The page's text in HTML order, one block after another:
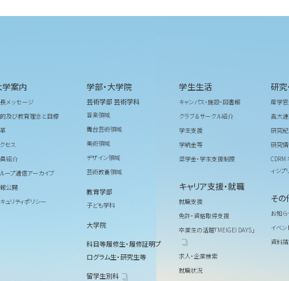
学案内
メッセージ
及び教育理念と目標
セス
紹介
ープ通信アーカイブ
公開
ュリティポリシー
学部・大学院
芸術学部 芸術学科
音楽領域
舞台芸術領域
美術領域
デザイン領域
芸術教養領域
教育学部
子ども学科
大学院
科目等履修生・履修証明プ
ログラム生・研究生等
留学生別科
学生生活
キャンパス・施設・図書館
クラブ＆サークル紹介
学生支援
学納金等
奨学金・学生支援制度
キャリア支援・就職
就職支援
免許・資格取得支援
卒業生の活躍「MEIGEI DAYS」
求人・企業検索
就職状況
研究
産学官
高大
研究
研究
ィシプ
その
お知ら
イベ
資料